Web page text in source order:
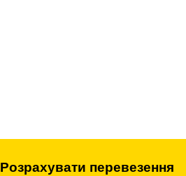
Розрахувати перевезення